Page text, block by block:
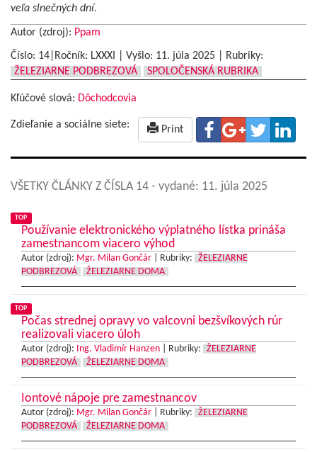
veľa slnečných dní.
Autor (zdroj): Ppam
Číslo: 14|Ročník: LXXXI | Vyšlo: 11. júla 2025
Rubriky:
ŽELEZIARNE PODBREZOVÁ
SPOLOČENSKÁ RUBRIKA
Kľúčové slová: Dôchodcovia
Zdieľanie a sociálne siete: Print
VŠETKY ČLÁNKY Z ČÍSLA 14 - vydané: 11. júla 2025
TOP
Používanie elektronického výplatného lístka prináša
zamestnancom viacero výhod
Autor (zdroj): Mgr. Milan Gončár Rubriky:
ŽELEZIARNE
PODBREZOVÁ
ŽELEZIARNE DOMA
TOP
Počas strednej opravy vo valcovni bezšvíkových rúr
realizovali viacero úloh
Autor (zdroj): Ing. Vladimír Hanzen Rubriky:
ŽELEZIARNE
PODBREZOVÁ
ŽELEZIARNE DOMA
Iontové nápoje pre zamestnancov
Autor (zdroj): Mgr. Milan Gončár Rubriky:
ŽELEZIARNE
PODBREZOVÁ
ŽELEZIARNE DOMA